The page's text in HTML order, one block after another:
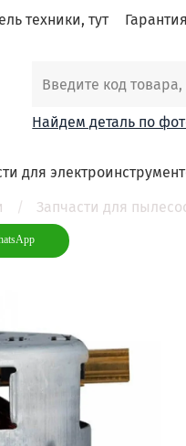
техники, тут Гарантия
Найдем деталь по
для
Запчасти для